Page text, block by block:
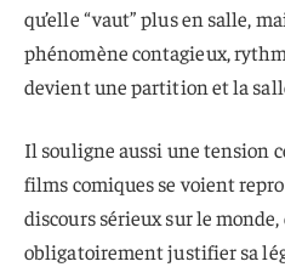
qu’elle “vaut” plus en salle,
phénomène contagieux,
devient une partition et la
Il souligne aussi une tension
films comiques se voient
discours sérieux sur le
obligatoirement justifier sa